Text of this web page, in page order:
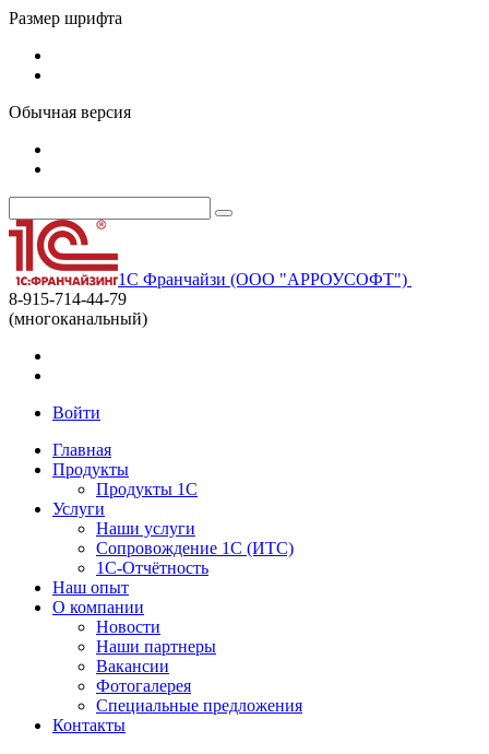
Размер шрифта
Обычная версия
1С Франчайзи (ООО "АРРОУСОФТ")
8-915-714-44-79
(многоканальный)
Войти
Главная
Продукты
Продукты 1С
Услуги
Наши услуги
Сопровождение 1С (ИТС)
1С-Отчётность
Наш опыт
О компании
Новости
Наши партнеры
Вакансии
Фотогалерея
Специальные предложения
Контакты